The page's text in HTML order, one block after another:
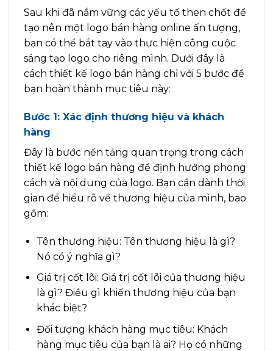
Sau khi đã nắm vững các yếu tố then chốt để
tạo nên một logo bán hàng online ấn tượng,
bạn có thể bắt tay vào thực hiện công cuộc
sáng tạo logo cho riêng mình. Dưới đây là
cách thiết kế logo bán hàng chỉ với 5 bước để
bạn hoàn thành mục tiêu này:
Bước 1: Xác định thương hiệu và khách
hàng
Đây là bước nền tảng quan trọng trong cách
thiết kế logo bán hàng để định hướng phong
cách và nội dung của logo. Bạn cần dành thời
gian để hiểu rõ về thương hiệu của mình, bao
gồm:
Tên thương hiệu: Tên thương hiệu là gì?
Nó có ý nghĩa gì?
Giá trị cốt lõi: Giá trị cốt lõi của thương hiệu
là gì? Điều gì khiến thương hiệu của bạn
khác biệt?
Đối tượng khách hàng mục tiêu: Khách
hàng mục tiêu của bạn là ai? Họ có những